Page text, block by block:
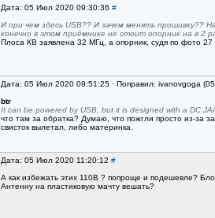
Дата: 05 Июл 2020 09:30:36 #
И при чем здесь USB?? И зачем менять прошивку??
конечно в этом приёмнике не стоит опорник на в 2
Плоса КВ заявлена 32 МГц, а опорник, судя по фото
Дата: 05 Июл 2020 09:51:25 · Поправил: ivanovgoga
btr
It can be powered by USB, but it is designed with a DC
что там за обратка? Думаю, что пожгли просто из-за
свисток вылетал, либо материнка.
Дата: 05 Июл 2020 11:20:12 #
А как избежать этих 110В ? попроще и подешевле?
Антенну на пластиковую мачту вешать?